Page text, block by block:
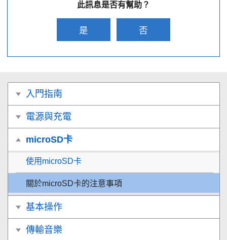
此訊息是否有幫助？
是 否
入門指南
電源與充電
microSD卡
使用microSD卡
關於microSD卡的注意事項
基本操作
傳輸音樂